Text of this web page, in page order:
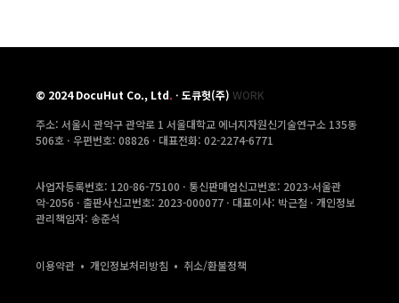
© 2024DocuHut Co., Ltd. · 도큐헛(주) WORK
주소: 서울시 관악구 관악로 1 서울대학교 에너지자원신기술연구소 135동
506호 · 우편번호: 08826 · 대표전화: 02-2274-6771
사업자등록번호: 120-86-75100 · 통신판매업신고번호: 2023-서울관
악-2056 · 출판사신고번호: 2023-000077 · 대표이사: 박근철 · 개인정보
관리책임자: 송준석
이용약관 • 개인정보처리방침 • 취소/환불정책